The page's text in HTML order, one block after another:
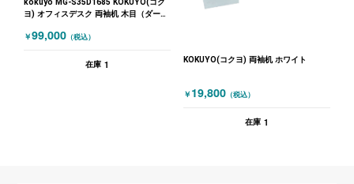
kokuyo MG-S35D1685 KOKUYO(コク
ヨ) オフィスデスク 両袖机 木目（ダーク
￥99,000 （税込）
在庫 1 KOKUYO(コクヨ) 両袖机 ホワイト
￥ 19,800 （税込）
在庫 1